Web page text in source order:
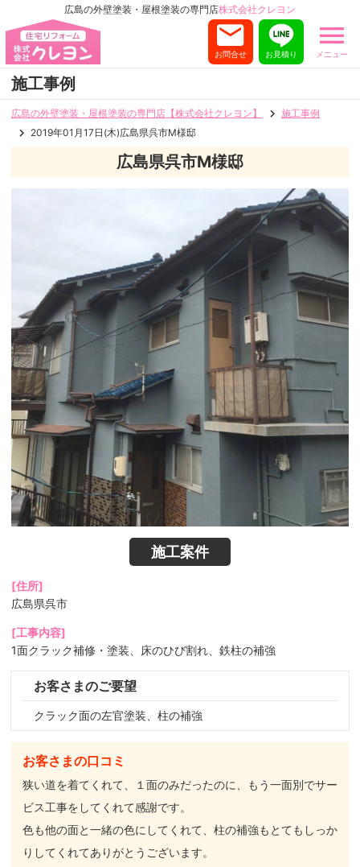
広島の外壁塗装・屋根塗装の専門店株式会社クレヨン
メニュー
お見積り
お問合せ
施工事例
広島の外壁塗装・屋根塗装の専門店【株式会社クレヨン】
施工事例
2019年01月17日(木)広島県呉市M様邸
広島県呉市M様邸
施工案件
[住所]
広島県呉市
[工事内容]
1面クラック補修・塗装、床のひび割れ、鉄柱の補強
お客さまのご要望
クラック面の左官塗装、柱の補強
お客さまの口コミ
狭い道を着てくれて、１面のみだったのに、もう一面別でサー
ビス工事をしてくれて感謝です。
色も他の面と一緒の色にしてくれて、柱の補強もとてもしっか
りしてくれてありがとうございます。